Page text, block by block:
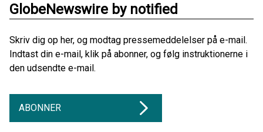
GlobeNewswire by notified
Skriv dig op her, og modtag pressemeddelelser på e-mail.
Indtast din e-mail, klik på abonner, og følg instruktionerne i
den udsendte e-mail.
ABONNER